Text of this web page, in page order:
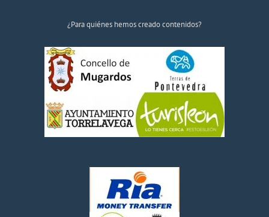
¿Para quiénes hemos creado contenidos?